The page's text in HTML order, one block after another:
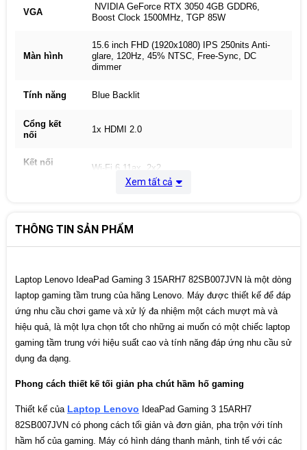
VGA
NVIDIA GeForce RTX 3050 4GB GDDR6,
Boost Clock 1500MHz, TGP 85W
Màn hình
15.6 inch FHD (1920x1080) IPS 250nits Anti-
glare, 120Hz, 45% NTSC, Free-Sync, DC
dimmer
Tính năng Blue Backlit
Cổng kết
nối
1x HDMI 2.0
Kết nối
Wi-Fi 6 11ax, 2x2
Màu sắc Glacier White
Cân nặng 2.315 kg
Xuất xứ
Bảo hành 24 Tháng
Xem tất cả
THÔNG TIN SẢN PHẨM
Laptop Lenovo IdeaPad Gaming 3 15ARH7 82SB007JVN là một dòng
laptop gaming tầm trung của hãng Lenovo. Máy được thiết kế để đáp
ứng nhu cầu chơi game và xử lý đa nhiệm một cách mượt mà và
hiệu quả, là một lựa chọn tốt cho những ai muốn có một chiếc laptop
gaming tầm trung với hiệu suất cao và tính năng đáp ứng nhu cầu sử
dụng đa dạng.
Phong cách thiết kế tối giản pha chút hầm hố gaming
Thiết kế của Laptop Lenovo IdeaPad Gaming 3 15ARH7
82SB007JVN có phong cách tối giản và đơn giản, pha trộn với tính
hầm hố của gaming. Máy có hình dáng thanh mảnh, tinh tế với các